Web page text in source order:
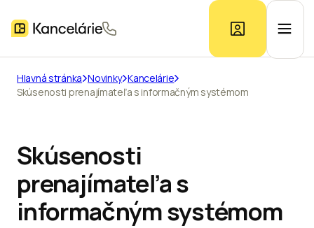
Ponuka kancelárií
Kontakt
Hlavná stránka Novinky Kancelárie
Skúsenosti prenajímateľa s informačným systémom
Skúsenosti
prenajímateľa s
informačným systémom